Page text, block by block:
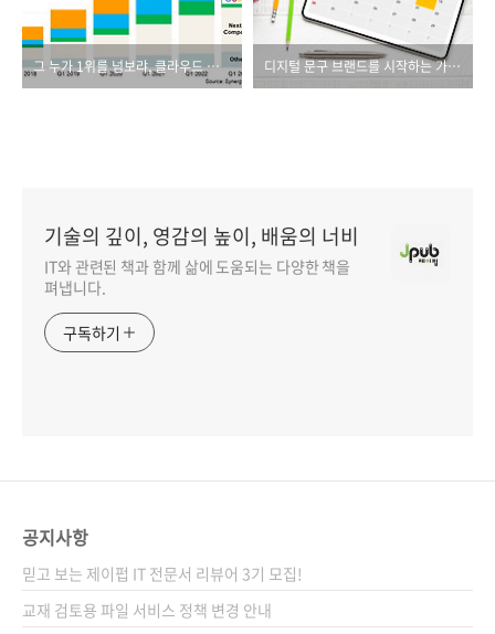
그 누가 1위를 넘보랴, 클라우드 컴퓨팅 분야 압도적 1위 AWS 디지털 문구 브랜드를 시작하는 가장 쉬운 방법
기술의 깊이, 영감의 높이, 배움의 너비
IT와 관련된 책과 함께 삶에 도움되는 다양한 책을
펴냅니다.
구독하기
공지사항
믿고 보는 제이펍 IT 전문서 리뷰어 3기 모집!
교재 검토용 파일 서비스 정책 변경 안내